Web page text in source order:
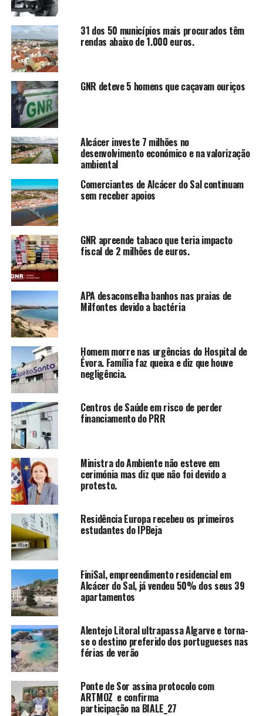
31 dos 50 municípios mais procurados têm
rendas abaixo de 1.000 euros.
GNR deteve 5 homens que caçavam ouriços
Alcácer investe 7 milhões no
desenvolvimento económico e na valorização
ambiental
Comerciantes de Alcácer do Sal continuam
sem receber apoios
GNR apreende tabaco que teria impacto
fiscal de 2 milhões de euros.
APA desaconselha banhos nas praias de
Milfontes devido a bactéria
Homem morre nas urgências do Hospital de
Évora. Família faz queixa e diz que houve
negligência.
Centros de Saúde em risco de perder
financiamento do PRR
Ministra do Ambiente não esteve em
cerimónia mas diz que não foi devido a
protesto.
Residência Europa recebeu os primeiros
estudantes do IPBeja
FiniSal, empreendimento residencial em
Alcácer do Sal, já vendeu 50% dos seus 39
apartamentos
Alentejo Litoral ultrapassa Algarve e torna-
se o destino preferido dos portugueses nas
férias de verão
Ponte de Sor assina protocolo com
ARTMOZ e confirma
participação na BIALE_27